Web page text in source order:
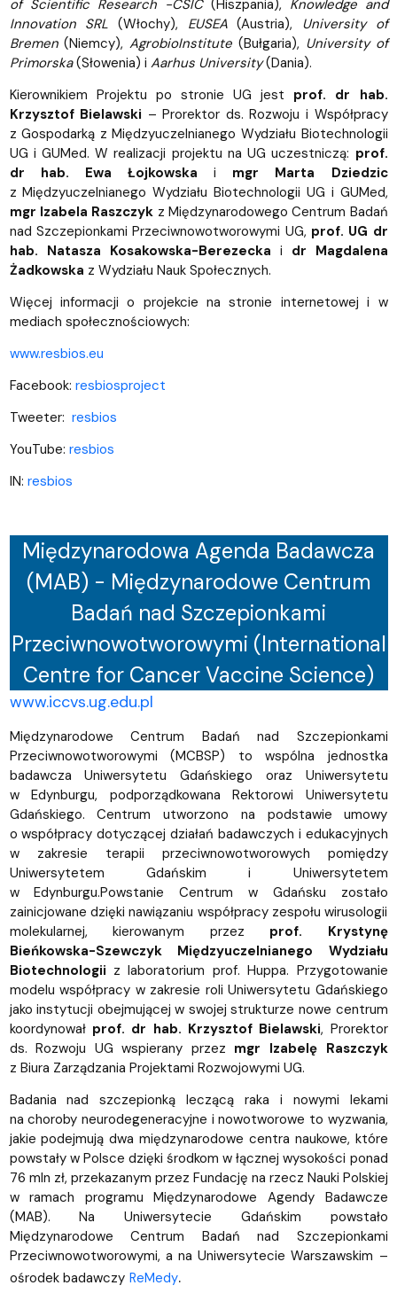
of Scientific Research -CSIC (Hiszpania), Knowledge and
Innovation SRL (Włochy), EUSEA(Austria), University of
Bremen(Niemcy),AgrobioInstitute (Bułgaria), University of
Primorska(Słowenia) i Aarhus University(Dania).
Kierownikiem Projektu po stronie UG jest prof. dr hab.
Krzysztof Bielawski – Prorektor ds. Rozwoju i Współpracy
z Gospodarką z Międzyuczelnianego Wydziału Biotechnologii
UG i GUMed. W realizacji projektu na UG uczestniczą: prof.
dr hab. Ewa Łojkowska i mgr Marta Dziedzic
z Międzyuczelnianego Wydziału Biotechnologii UG i GUMed,
mgr Izabela Raszczyk z Międzynarodowego Centrum Badań
nad Szczepionkami Przeciwnowotworowymi UG, prof. UG dr
hab. Natasza Kosakowska-Berezecka i dr Magdalena
Żadkowska z Wydziału Nauk Społecznych.
Więcej informacji o projekcie na stronie internetowej i w
mediach społecznościowych:
www.resbios.eu
Facebook: resbiosproject
Tweeter: resbios
YouTube: resbios
IN: resbios
Międzynarodowa Agenda Badawcza
(MAB) - Międzynarodowe Centrum
Badań nad Szczepionkami
Przeciwnowotworowymi (International
Centre for Cancer Vaccine Science)
www.iccvs.ug.edu.pl
Międzynarodowe Centrum Badań nad Szczepionkami
Przeciwnowotworowymi (MCBSP) to wspólna jednostka
badawcza Uniwersytetu Gdańskiego oraz Uniwersytetu
w Edynburgu, podporządkowana Rektorowi Uniwersytetu
Gdańskiego. Centrum utworzono na podstawie umowy
o współpracy dotyczącej działań badawczych i edukacyjnych
w zakresie terapii przeciwnowotworowych pomiędzy
Uniwersytetem Gdańskim i Uniwersytetem
w Edynburgu.Powstanie Centrum w Gdańsku zostało
zainicjowane dzięki nawiązaniu współpracy zespołu wirusologii
molekularnej, kierowanym przez prof. Krystynę
Bieńkowska-Szewczyk Międzyuczelnianego Wydziału
Biotechnologii z laboratorium prof. Huppa. Przygotowanie
modelu współpracy w zakresie roli Uniwersytetu Gdańskiego
jako instytucji obejmującej w swojej strukturze nowe centrum
koordynowałprof. dr hab. Krzysztof Bielawski, Prorektor
ds. Rozwoju UG wspierany przez mgr Izabelę Raszczyk
z Biura Zarządzania Projektami Rozwojowymi UG.
Badania nad szczepionką leczącą raka i nowymi lekami
na choroby neurodegeneracyjne i nowotworowe to wyzwania,
jakie podejmują dwa międzynarodowe centra naukowe, które
powstały w Polsce dzięki środkom w łącznej wysokości ponad
76 mln zł, przekazanym przez Fundację na rzecz Nauki Polskiej
w ramach programu Międzynarodowe Agendy Badawcze
(MAB). Na Uniwersytecie Gdańskim powstało
Międzynarodowe Centrum Badań nad Szczepionkami
Przeciwnowotworowymi, a na Uniwersytecie Warszawskim –
ośrodek badawczy ReMedy.